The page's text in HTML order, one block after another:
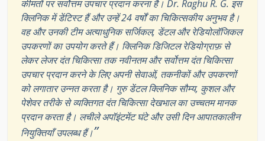
कीमतों पर सर्वोत्तम उपचार प्रदान करना है। Dr. Raghu R. G. इस
क्लिनिक में डेंटिस्ट हैं और उन्हें 24 वर्षों का चिकित्सकीय अनुभव है।
वह और उनकी टीम अत्याधुनिक सर्जिकल, डेंटल और रेडियोलॉजिकल
उपकरणों का उपयोग करते हैं। क्लिनिक डिजिटल रेडियोग्राफ़ से
लेकर लेजर दंत चिकित्सा तक नवीनतम और सर्वोत्तम दंत चिकित्सा
उपचार प्रदान करने के लिए अपनी सेवाओं, तकनीकों और उपकरणों
को लगातार उन्नत करता है। गुरु डेंटल क्लिनिक सौम्य, कुशल और
पेशेवर तरीके से व्यक्तिगत दंत चिकित्सा देखभाल का उच्चतम मानक
प्रदान करता है। लचीले अपॉइंटमेंट घंटे और उसी दिन आपातकालीन
नियुक्तियाँ उपलब्ध हैं।”